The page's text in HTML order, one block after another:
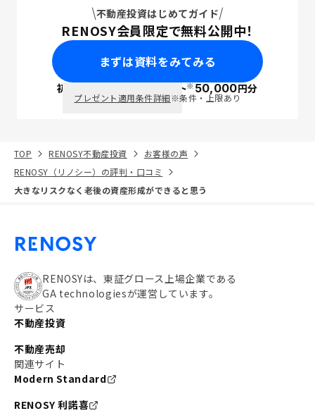
不動産投資はじめてガイド
RENOSY会員限定で無料公開中！
まずは資料をみてみる
初回面談で ポイント※50,000円分
プレゼント適用条件詳細※条件・上限あり
TOP RENOSY不動産投資
お客様の声
RENOSY（リノシー）の評判・口コミ
大きなリスクなく老後の資産形成ができると思う
RENOSYは、東証グロース上場企業である
GA technologiesが運営しています。
サービス
不動産投資
不動産売却
関連サイト
Modern Standard
RENOSY 利諾喜